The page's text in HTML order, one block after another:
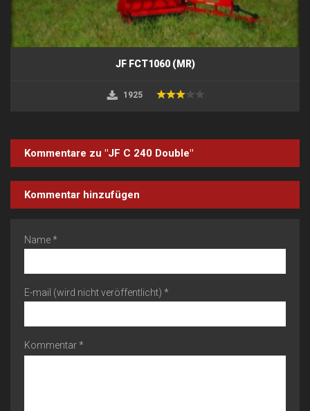
JF FCT1060 (MR)
1925
Kommentare zu "JF C 240 Double"
Kommentar hinzufügen
Name *
E-mail (wird nicht veröffentlicht) *
Kommentar *